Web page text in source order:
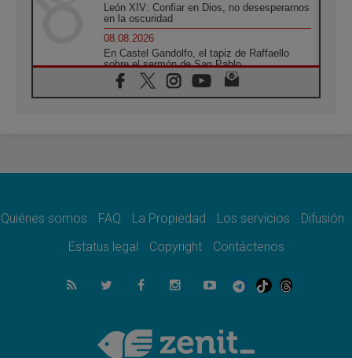
León XIV: Confiar en Dios, no desesperarnos
en la oscuridad
08.08.2026
En Castel Gandolfo, el tapiz de Raffaello
sobre el sermón de San Pablo
08.08.2026
En Colombia, «la paz no se compra con una
08.08.2026
08.08.2026
del Buen Consejo de Genazzano
Filipinas: el Vicariato Apostólico de Calapán
se convierte en diócesis
Honduras: Los desplazados invisibles de una
crisis olvidada
Quiénes somos FAQ La Propiedad Los servicios
Difusión
Estatus legal
Copyright Contáctenos